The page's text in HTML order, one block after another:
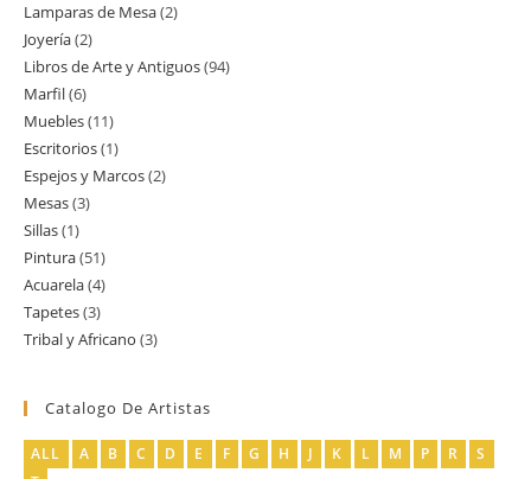
producto
Lamparas de Mesa 22
Joyería 22
productos
Libros de Arte y Antiguos 9494
Marfil 66
productos
Muebles 1111
productos
Escritorios 11
producto
Espejos y Marcos 22
Mesas 33
Sillas 11
producto
Pintura 5151
productos
Acuarela 44
productos
Tapetes 33
productos
Tribal y Africano 33
Catalogo De Artistas
ALL A B C D E F G H J K L M P R
S